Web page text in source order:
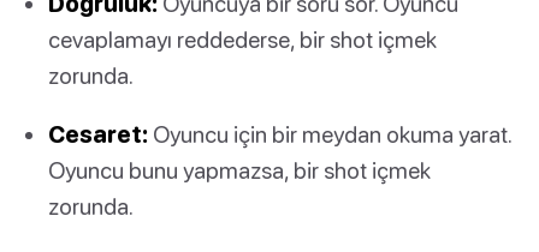
cevaplamayı reddederse, bir shot içmek
zorunda.
Cesaret: Oyuncu için bir meydan okuma yarat.
Oyuncu bunu yapmazsa, bir shot içmek
zorunda.